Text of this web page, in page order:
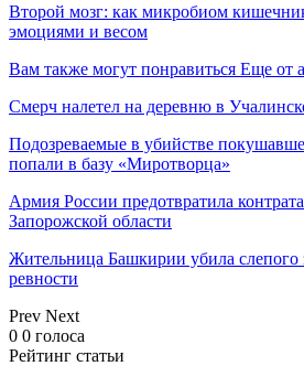
Второй мозг: как микробиом
эмоциями и весом
Вам также могут понравиться Еще от
Смерч налетел на деревню в
Подозреваемые в убийстве
попали в базу «Миротворца»
Армия России предотвратила
Запорожской области
Жительница Башкирии убила слепого
ревности
Prev Next
0 0 голоса
Рейтинг статьи